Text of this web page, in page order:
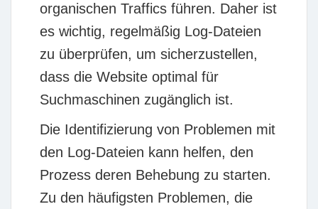
organischen Traffics führen. Daher ist
es wichtig, regelmäßig Log-Dateien
zu überprüfen, um sicherzustellen,
dass die Website optimal für
Suchmaschinen zugänglich ist.
Die Identifizierung von Problemen mit
den Log-Dateien kann helfen, den
Prozess deren Behebung zu starten.
Zu den häufigsten Problemen, die